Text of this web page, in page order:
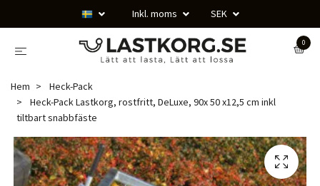
Inkl. moms SEK
0
Hem
Heck-Pack
Heck-Pack Lastkorg, rostfritt, DeLuxe, 90x 50 x12,5 cm inkl
tiltbart snabbfäste